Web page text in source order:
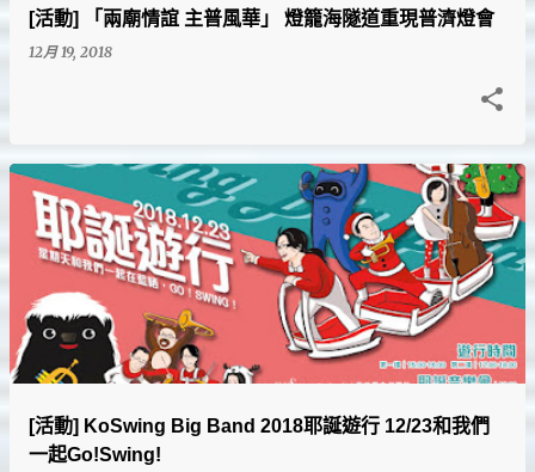
[活動] 「兩廟情誼 主普風華」 燈籠海隧道重現普濟燈會
12月 19, 2018
[活動] KoSwing Big Band 2018耶誕遊行 12/23和我們
一起Go!Swing!